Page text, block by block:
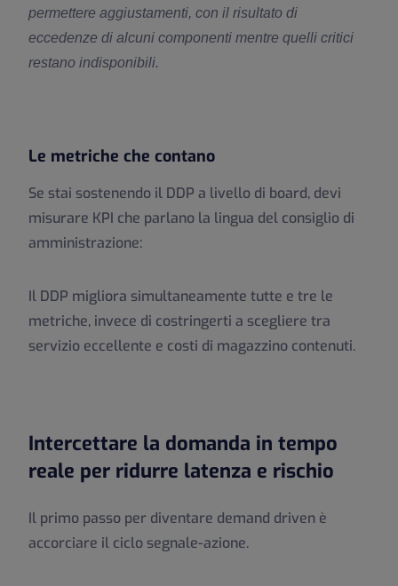
permettere aggiustamenti, con il risultato di
eccedenze di alcuni componenti mentre quelli critici
restano indisponibili.
Le metriche che contano
Se stai sostenendo il DDP a livello di board, devi
misurare KPI che parlano la lingua del consiglio di
amministrazione:
Il DDP migliora simultaneamente tutte e tre le
metriche, invece di costringerti a scegliere tra
servizio eccellente e costi di magazzino contenuti.
Intercettare la domanda in tempo
reale per ridurre latenza e rischio
Il primo passo per diventare demand driven è
accorciare il ciclo segnale-azione.